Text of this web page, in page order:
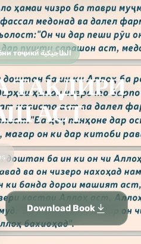
›
АСТ
Tajik забо́ни тоҷикӣ́ الطاجيكية
ТАҚДИРИ
АСТ
Download Book